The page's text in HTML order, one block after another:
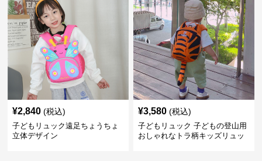
¥2,840 (税込)
子どもリュック遠足ちょうちょ
立体デザイン
¥3,580 (税込)
子どもリュック 子どもの登山用
おしゃれなトラ柄キッズリュッ